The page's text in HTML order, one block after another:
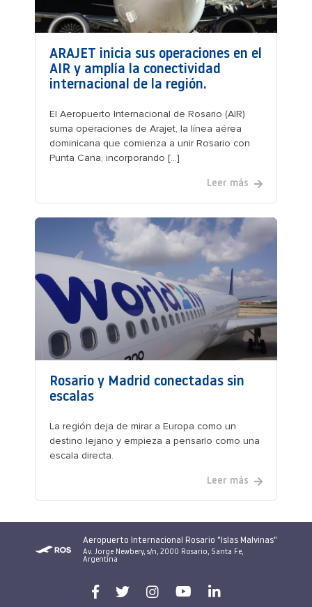
ARAJET inicia sus operaciones en el
AIR y amplía la conectividad
internacional de la región.
El Aeropuerto Internacional de Rosario (AIR)
suma operaciones de Arajet, la línea aérea
dominicana que comienza a unir Rosario con
Punta Cana, incorporando [...]
Leer más
Rosario y Madrid conectadas sin
escalas
La región deja de mirar a Europa como un
destino lejano y empieza a pensarlo como una
escala directa.
Leer más
Aeropuerto Internacional Rosario "Islas Malvinas"
Av. Jorge Newbery, s/n, 2000 Rosario, Santa Fe,
Argentina